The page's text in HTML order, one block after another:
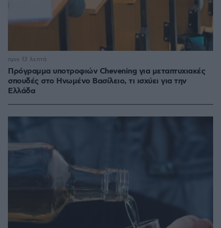
Πρόγραμμα υποτροφιών Chevening για μεταπτυχιακές
σπουδές στο Ηνωμένο Βασίλειο, τι ισχύει για την
Ελλάδα
πριν 12 λεπτά